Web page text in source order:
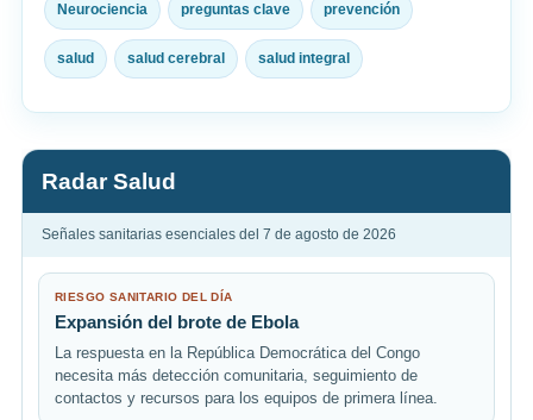
Neurociencia preguntas clave prevención
salud salud cerebral salud integral
Radar Salud
Señales sanitarias esenciales del 7 de agosto de 2026
RIESGO SANITARIO DEL DÍA
Expansión del brote de Ebola
La respuesta en la República Democrática del Congo
necesita más detección comunitaria, seguimiento de
contactos y recursos para los equipos de primera línea.